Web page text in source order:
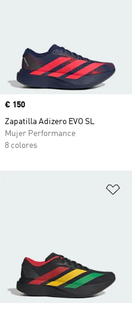
Precio
€ 150
Zapatilla Adizero EVO SL
Mujer Performance
8 colores